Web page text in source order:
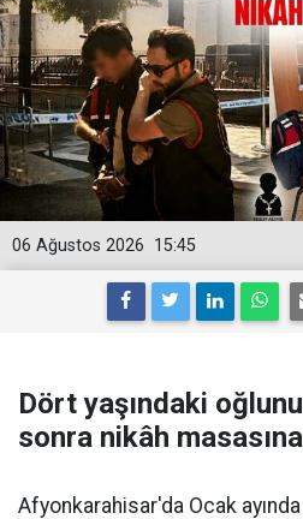
15:45
06 Ağustos 2026
Dört yaşındaki
sonra nikâh
Afyonkarahisar'da Ocak